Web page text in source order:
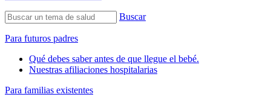
Buscar
Para futuros padres
Qué debes saber antes de que llegue el bebé.
Nuestras afiliaciones hospitalarias
Para familias existentes